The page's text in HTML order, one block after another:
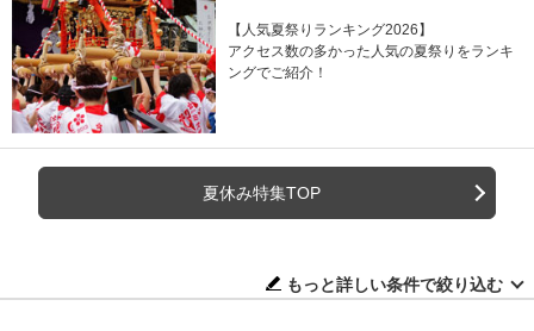
【人気夏祭りランキング2026】
アクセス数の多かった人気の夏祭りをランキ
ングでご紹介！
夏休み特集TOP
もっと詳しい条件で絞り込む